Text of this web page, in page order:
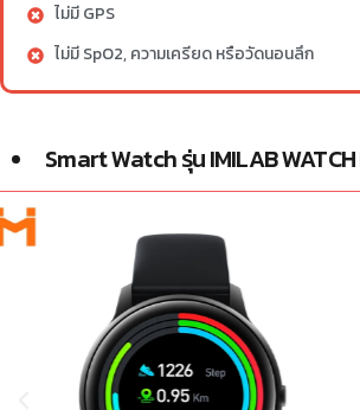
ไม่มี GPS
ไม่มี SpO2, ความเครียด หรือวัดนอนลึก
Smart Watch รุ่น IMILAB